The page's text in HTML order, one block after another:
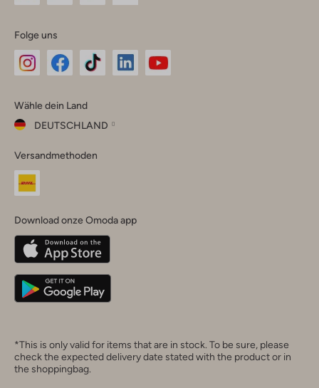
Folge uns
Instagram
Facebook
TikTok
Wähle dein Land
DEUTSCHLAND
dein
Land
Belgique(Français)
Deutschland
Versandmethoden
Download onze Omoda app
*This is only valid for items that are in stock. To be sure, please
check the expected delivery date stated with the product or in
the shoppingbag.